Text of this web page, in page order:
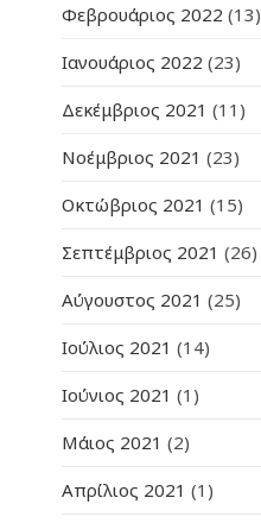
Φεβρουάριος 2022 (13)
Ιανουάριος 2022 (23)
Δεκέμβριος 2021 (11)
Νοέμβριος 2021 (23)
Οκτώβριος 2021 (15)
Σεπτέμβριος 2021 (26)
Αύγουστος 2021 (25)
Ιούλιος 2021 (14)
Ιούνιος 2021 (1)
Μάιος 2021 (2)
Απρίλιος 2021 (1)